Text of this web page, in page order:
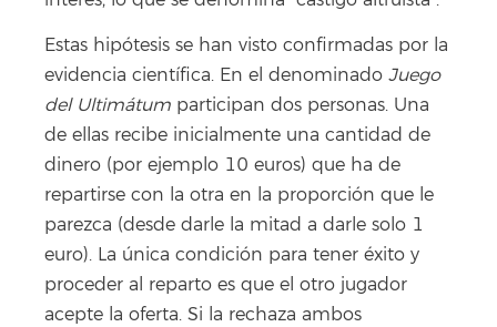
Estas hipótesis se han visto confirmadas por la
evidencia científica. En el denominado Juego
del Ultimátum participan dos personas. Una
de ellas recibe inicialmente una cantidad de
dinero (por ejemplo 10 euros) que ha de
repartirse con la otra en la proporción que le
parezca (desde darle la mitad a darle solo 1
euro). La única condición para tener éxito y
proceder al reparto es que el otro jugador
acepte la oferta. Si la rechaza ambos